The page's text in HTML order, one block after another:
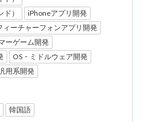
）
iPhoneアプリ開発
ィーチャーフォンアプリ開発
ーゲーム開発
OS・ミドルウェア開発
用系開発
韓国語